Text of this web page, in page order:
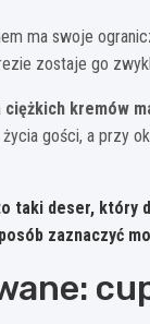
ma swoje
zostaje go
ciężkich kremów
gości, a przy
taki deser, który
zaznaczyć